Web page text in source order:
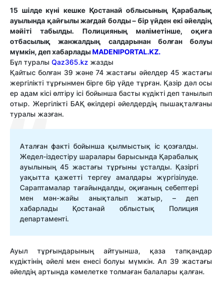
15 шілде күні кешке Қостанай облысының Қарабалық
ауылында қайғылы жағдай болды – бір үйден екі әйелдің
мәйіті табылды. Полицияның мәліметінше, оқиға
отбасылық жанжалдың салдарынан болған болуы
мүмкін, деп хабарладыMADENIPORTAL.KZ.
Бұл туралы Qaz365.kz жазды
Қайтыс болған 39 және 74 жастағы әйелдер 45 жастағы
жергілікті тұрғынмен бірге бір үйде тұрған. Қазір дәл осы
ер адам кісі өлтіру ісі бойынша басты күдікті деп танылып
отыр. Жергілікті БАҚ өкілдері әйелдердің пышақталғаны
туралы жазған.
Аталған факті бойынша қылмыстық іс қозғалды.
Жедел-іздестіру шаралары барысында Қарабалық
ауылының 45 жастағы тұрғыны ұсталды. Қазіргі
уақытта қажетті тергеу амалдары жүргізілуде.
Сараптамалар тағайындалды, оқиғаның себептері
мен мән-жайы анықталып жатыр, – деп
хабарлады Қостанай облыстық Полиция
департаменті.
Ауыл тұрғындарының айтуынша, қаза тапқандар
күдіктінің әйелі мен енесі болуы мүмкін. Ал 39 жастағы
әйелдің артында кәмелетке толмаған балалары қалған.